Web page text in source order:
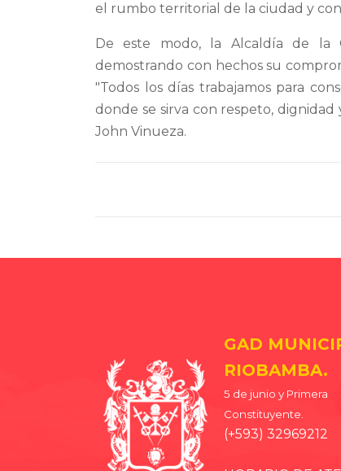
el rumbo territorial de la ciudad y
De este modo, la Alcaldía de
demostrando con hechos su
"Todos los días trabajamos para
donde se sirva con respeto,
John Vinueza.
GAD
RIOBAMBA.
5 de junio y Primera
Constituyente.
(+593) 32969212